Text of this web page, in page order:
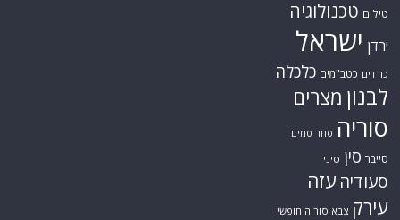
טילים טכנולוגיה
ירדן ישראל
כורדים כטב"מים כלכלה
לבנון מצרים
סוריה סחר סמים
סייבר סין סיני
סעודיה עזה
עירק צבא סוריה חופשי